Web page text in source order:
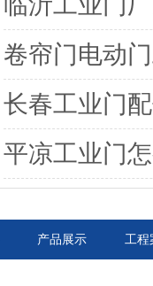
卷帘门电动
长春工业门
平凉工业门
产品展示 工程